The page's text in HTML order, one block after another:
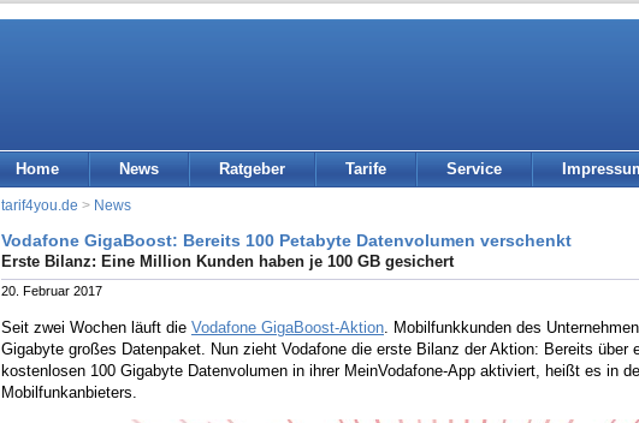
Home News Ratgeber Tarife Service
tarif4you.de > News
Vodafone GigaBoost: Bereits 100 Petabyte Datenvolumen verschenkt
Erste Bilanz: Eine Million Kunden haben je 100 GB gesichert
20. Februar 2017
Seit zwei Wochen läuft die Vodafone GigaBoost-Aktion. Mobilfunkkunden des
Gigabyte großes Datenpaket. Nun zieht Vodafone die erste Bilanz der Aktion: Bereits über
kostenlosen 100 Gigabyte Datenvolumen in ihrer MeinVodafone-App aktiviert, heißt es in
Mobilfunkanbieters.